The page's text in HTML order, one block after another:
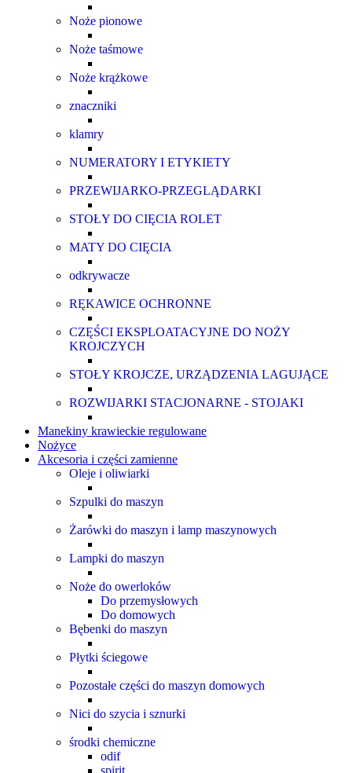
Noże pionowe
Noże taśmowe
Noże krążkowe
znaczniki
klamry
NUMERATORY I ETYKIETY
PRZEWIJARKO-PRZEGLĄDARKI
STOŁY DO CIĘCIA ROLET
MATY DO CIĘCIA
odkrywacze
RĘKAWICE OCHRONNE
CZĘŚCI EKSPLOATACYJNE DO NOŻY
KROJCZYCH
STOŁY KROJCZE, URZĄDZENIA LAGUJĄCE
ROZWIJARKI STACJONARNE - STOJAKI
Manekiny krawieckie regulowane
Nożyce
Akcesoria i części zamienne
Oleje i oliwiarki
Szpulki do maszyn
Żarówki do maszyn i lamp maszynowych
Lampki do maszyn
Noże do owerloków
Do przemysłowych
Do domowych
Bębenki do maszyn
Płytki ściegowe
Pozostałe części do maszyn domowych
Nici do szycia i sznurki
środki chemiczne
odif
spirit